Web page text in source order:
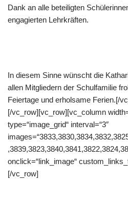
Dank an alle beteiligten
engagierten Lehrkräften.
In diesem Sinne wünscht die
allen Mitgliedern der Schulfamilie
Feiertage und erholsame Ferien.[/
[/vc_row][vc_row][vc_column
type=“image_grid“ interval=“3″
onclick=“link_image“
[/vc_row]